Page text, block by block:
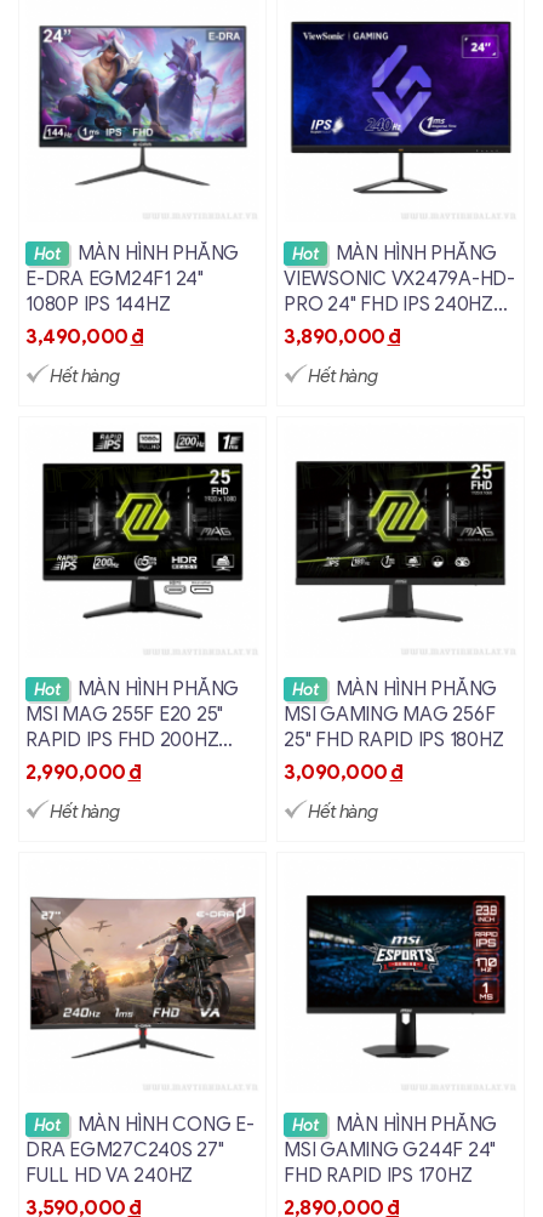
Xem chi tiết
Hot
MÀN HÌNH PHẲNG
E-DRA EGM24F1 24"
1080P IPS 144HZ
3,490,000đ
Hết hàng
Xem chi tiết
Hot
MÀN HÌNH PHẲNG
VIEWSONIC VX2479A-HD-
PRO 24" FHD IPS 240HZ
1MS CHUYÊN GAME
3,890,000đ
Hết hàng
Xem chi tiết
Hot
MÀN HÌNH PHẲNG
MSI MAG 255F E20 25"
RAPID IPS FHD 200HZ
0.5MS
2,990,000đ
Hết hàng
Xem chi tiết
Hot
MÀN HÌNH PHẲNG
MSI GAMING MAG 256F
25" FHD RAPID IPS 180HZ
3,090,000đ
Hết hàng
Xem chi tiết
Hot
MÀN HÌNH CONG E-
DRA EGM27C240S 27"
FULL HD VA 240HZ
3,590,000đ
Xem chi tiết
Hot
MÀN HÌNH PHẲNG
MSI GAMING G244F 24"
FHD RAPID IPS 170HZ
2,890,000đ